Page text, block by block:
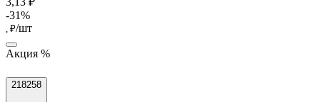
-31%
, ₽/шт
Акция %
218258